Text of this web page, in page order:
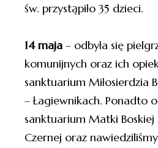
św. przystąpiło 35 dzieci.
14 maja – odbyła się
komunijnych oraz ich
sanktuarium Miłosierdzia
– Łagiewnikach. Ponadto
sanktuarium Matki Boskiej
Czernej oraz